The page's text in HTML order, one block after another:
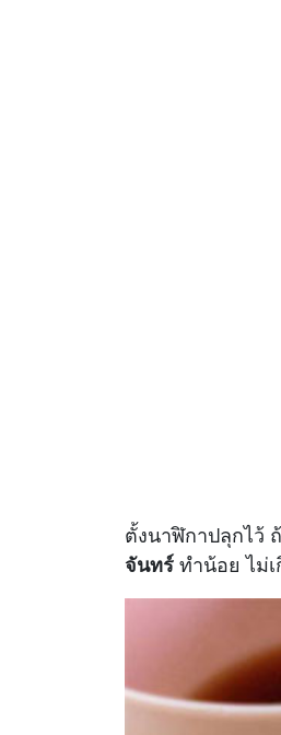
ตั้งนาฬิกาปลุกไว้
จันทร์ ทำน้อย ไม่